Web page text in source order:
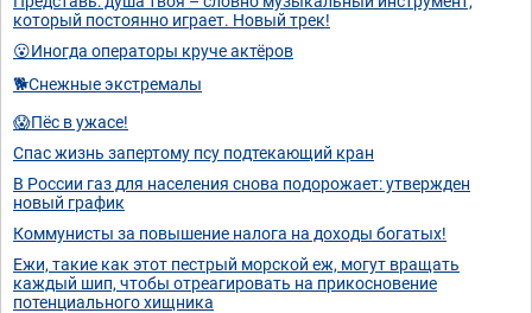
который постоянно играет. Новый трек!
😮Иногда операторы круче актёров
🐕Снежные экстремалы
😱Пёс в ужасе!
Спас жизнь запертому псу подтекающий кран
В России газ для населения снова подорожает: утвержден
новый график
Коммунисты за повышение налога на доходы богатых!
Ежи, такие как этот пестрый морской еж, могут вращать
каждый шип, чтобы отреагировать на прикосновение
потенциального хищника